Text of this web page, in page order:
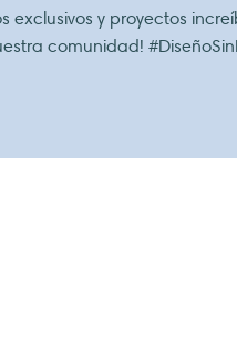
exclusivos y proyectos
comunidad!